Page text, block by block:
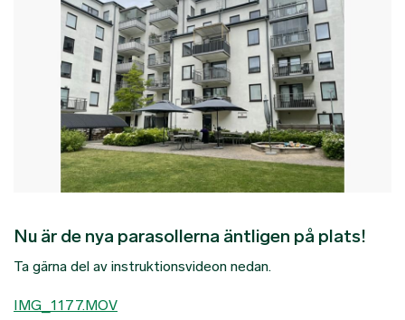
Nu är de nya parasollerna äntligen på plats!
Ta gärna del av instruktionsvideon nedan.
IMG_1177.MOV